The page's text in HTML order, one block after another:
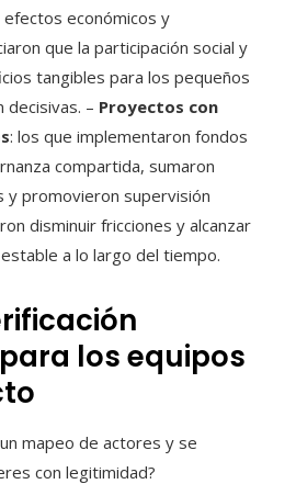
económicos y
que la participación social y
tangibles para los pequeños
– Proyectos con
: los que implementaron fondos
compartida, sumaron
y promovieron supervisión
disminuir fricciones y alcanzar
a lo largo del tiempo.
los equipos
mapeo de actores y se
con legitimidad?